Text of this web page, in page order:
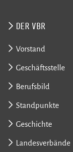
DER VBR
Vorstand
Geschäftsstelle
Berufsbild
Standpunkte
Geschichte
Landesverbände